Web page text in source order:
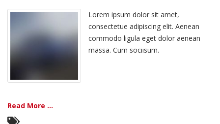
Ante
Lorem ipsum dolor sit amet,
consectetue adipiscing elit. Aenean
commodo ligula eget dolor aenean
massa. Cum sociisum.
Read More ...